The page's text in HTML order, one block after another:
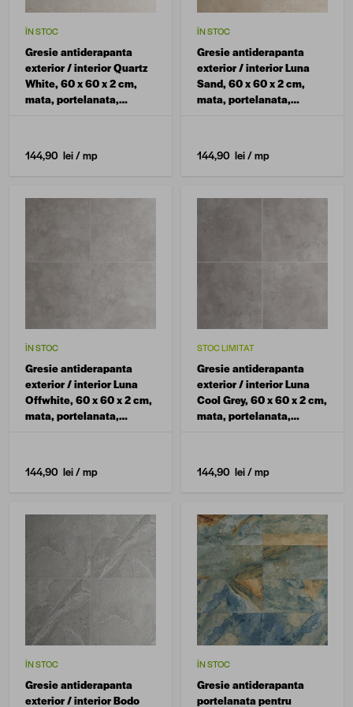
ÎN STOC
Gresie antiderapanta
exterior / interior Quartz
White, 60 x 60 x 2 cm,
mata, portelanata,
144,90 lei/ mp
ÎN STOC
Gresie antiderapanta
exterior / interior Luna
Sand, 60 x 60 x 2 cm,
mata, portelanata,
144,90 lei/ mp
ÎN STOC
Gresie antiderapanta
exterior / interior Luna
Offwhite, 60 x 60 x 2 cm,
mata, portelanata,
144,90 lei/ mp
STOC LIMITAT
Gresie antiderapanta
exterior / interior Luna
Cool Grey, 60 x 60 x 2 cm,
mata, portelanata,
144,90 lei/ mp
ÎN STOC
Gresie antiderapanta
exterior / interior Bodo
ÎN STOC
Gresie antiderapanta
portelanata pentru